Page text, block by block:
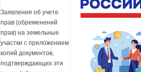
Заявления об учете
прав (обременений
прав) на земельные
участки с приложением
копий документов,
подтверждающих эти